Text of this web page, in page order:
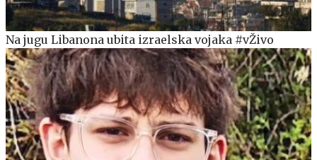
Na jugu Libanona ubita izraelska vojaka #vŽivo